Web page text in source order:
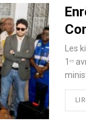
Les
1ᵉʳ